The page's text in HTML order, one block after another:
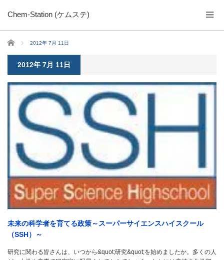
Chem-Station (ケムステ)
ホーム 2012年 7月 11日
2012年 7月 11日
未来の科学者を育てる政策～スーパーサイエンスハイスクール
（SSH）～
研究に関わる皆さんは、いつから&quot;研究&quot;を始めましたか。多くの人